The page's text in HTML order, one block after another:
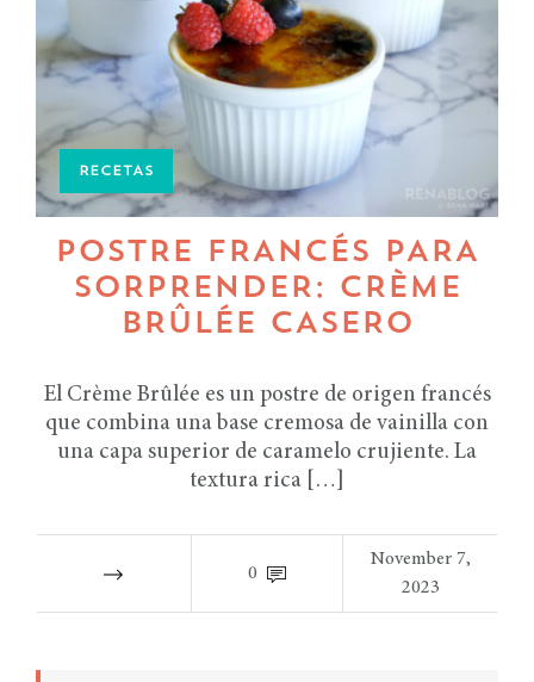
RECETAS
POSTRE FRANCÉS PARA
SORPRENDER: CRÈME
BRÛLÉE CASERO
El Crème Brûlée es un postre de origen francés
que combina una base cremosa de vainilla con
una capa superior de caramelo crujiente. La
textura rica […]
0
November 7,
2023